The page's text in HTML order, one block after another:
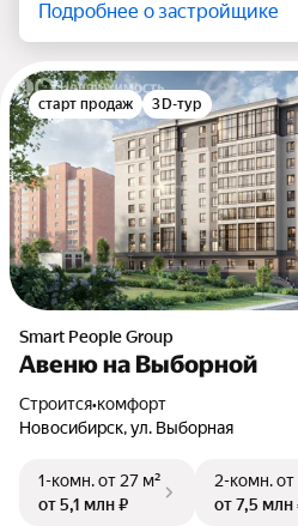
Подробнее о застройщике
старт продаж 3D-тур
Smart People Group
Авеню на Выборной
Строится•комфорт
Новосибирск, ул. Выборная
1-комн.от 27 м²
от 5,1 млн ₽
2-комн.от
от 7,5 млн